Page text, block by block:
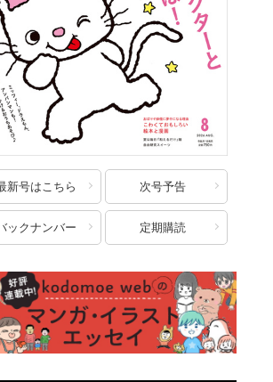
新号はこちら 次号予告
ックナンバー 定期購読